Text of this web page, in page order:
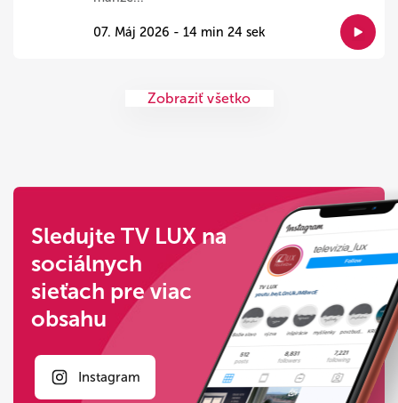
07. Máj 2026 - 14 min 24 sek
Zobraziť všetko
Sledujte TV LUX na
sociálnych
sieťach pre viac
obsahu
Instagram